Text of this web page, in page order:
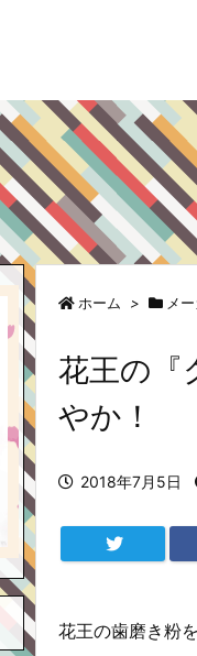
ホーム > メ
花王の『
やか！
2018年7月5日
花王の歯磨き粉